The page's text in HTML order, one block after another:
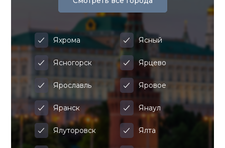
Яхрома Ясный
Ясногорск Ярцево
Ярославль Яровое
Яранск Янаул
Ялуторовск Ялта